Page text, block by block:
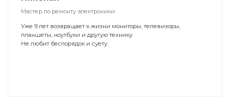
Мастер по ремонту электроники
Уже 9 лет возвращает к жизни мониторы, телевизоры,
планшеты, ноутбуки и другую технику.
Не любит беспорядок и суету.